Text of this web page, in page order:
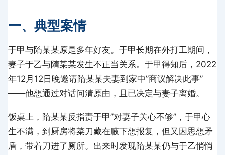
一、典型案情
于甲与隋某某原是多年好友。于甲长期在外打工期间，
妻子于乙与隋某某发生不正当关系。于甲得知后，2022
年12月12日晚邀请隋某某夫妻到家中”商议解决此事”
——他想通过对话问清原由，且已决定与妻子离婚。
饭桌上，隋某某反指责于甲”对妻子关心不够”，于甲心
生不满，到厨房将菜刀藏在腋下想报复，但又因思想矛
盾，带着刀进了厕所。出来时发现隋某某仍与于乙悄悄